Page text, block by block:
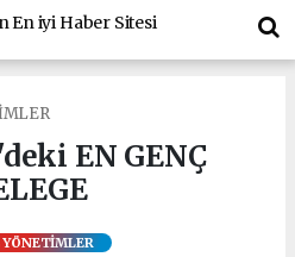
EN GENÇ
YÖNETİMLER